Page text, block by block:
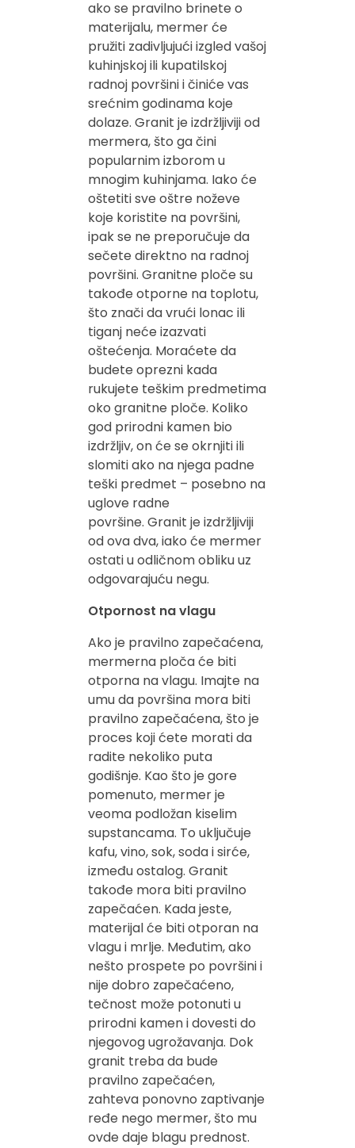
ako se pravilno brinete o
materijalu, mermer će
pružiti zadivljujući izgled vašoj
kuhinjskoj ili kupatilskoj
radnoj površini i činiće vas
srećnim godinama koje
dolaze. Granit je izdržljiviji od
mermera, što ga čini
popularnim izborom u
mnogim kuhinjama. Iako će
oštetiti sve oštre noževe
koje koristite na površini,
ipak se ne preporučuje da
sečete direktno na radnoj
površini. Granitne ploče su
takođe otporne na toplotu,
što znači da vrući lonac ili
tiganj neće izazvati
oštećenja. Moraćete da
budete oprezni kada
rukujete teškim predmetima
oko granitne ploče. Koliko
god prirodni kamen bio
izdržljiv, on će se okrnjiti ili
slomiti ako na njega padne
teški predmet – posebno na
uglove radne
površine. Granit je izdržljiviji
od ova dva, iako će mermer
ostati u odličnom obliku uz
odgovarajuću negu.
Otpornost na vlagu
Ako je pravilno zapečaćena,
mermerna ploča će biti
otporna na vlagu. Imajte na
umu da površina mora biti
pravilno zapečaćena, što je
proces koji ćete morati da
radite nekoliko puta
godišnje. Kao što je gore
pomenuto, mermer je
veoma podložan kiselim
supstancama. To uključuje
kafu, vino, sok, soda i sirće,
između ostalog. Granit
takođe mora biti pravilno
zapečaćen. Kada jeste,
materijal će biti otporan na
vlagu i mrlje. Međutim, ako
nešto prospete po površini i
nije dobro zapečaćeno,
tečnost može potonuti u
prirodni kamen i dovesti do
njegovog ugrožavanja. Dok
granit treba da bude
pravilno zapečaćen,
zahteva ponovno zaptivanje
ređe nego mermer, što mu
ovde daje blagu prednost.